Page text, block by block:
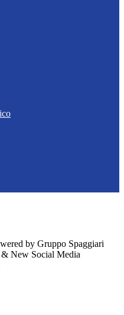
by Gruppo Spaggiari
New Social Media